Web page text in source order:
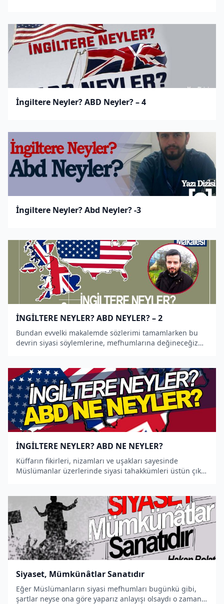
İngiltere Neyler? ABD Neyler? – 4
İngiltere Neyler? Abd Neyler? -3
İNGİLTERE NEYLER? ABD NEYLER? – 2
Bundan evvelki makalemde sözlerimi tamamlarken bu
devrin siyasi söylemlerine, mefhumlarına değineceğiz
İNGİLTERE NEYLER? ABD NE NEYLER?
Küffarın fikirleri, nizamları ve uşakları sayesinde
Müslümanlar üzerlerinde siyasi tahakkümleri üstün çıktı.
Siyaset, Mümkünâtlar Sanatıdır
Eğer Müslümanların siyasi mefhumları bugünkü gibi,
şartlar neyse ona göre yaparız anlayışı olsaydı o zaman